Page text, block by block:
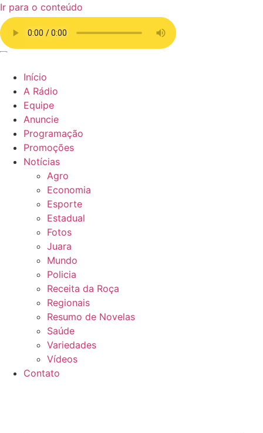
Ir para o conteúdo
Início
A Rádio
Equipe
Anuncie
Programação
Promoções
Notícias
Agro
Economia
Esporte
Estadual
Fotos
Juara
Mundo
Policia
Receita da Roça
Regionais
Resumo de Novelas
Saúde
Variedades
Vídeos
Contato